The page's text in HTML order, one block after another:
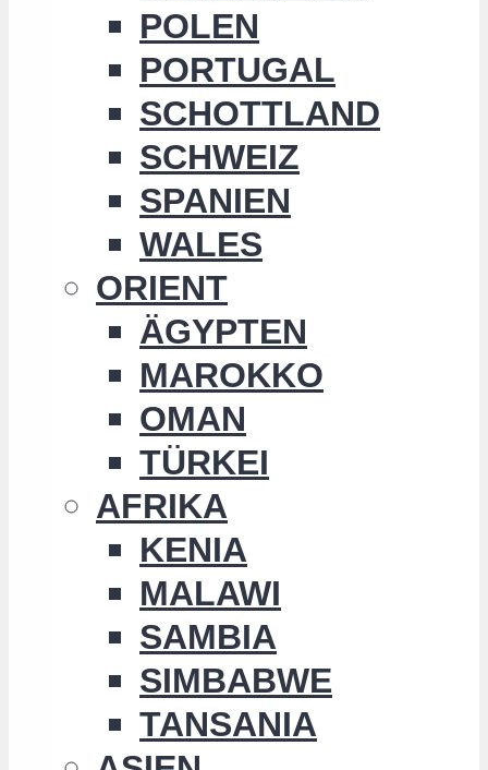
POLEN
PORTUGAL
SCHOTTLAND
SCHWEIZ
SPANIEN
WALES
ORIENT
ÄGYPTEN
MAROKKO
OMAN
TÜRKEI
AFRIKA
KENIA
MALAWI
SAMBIA
SIMBABWE
TANSANIA